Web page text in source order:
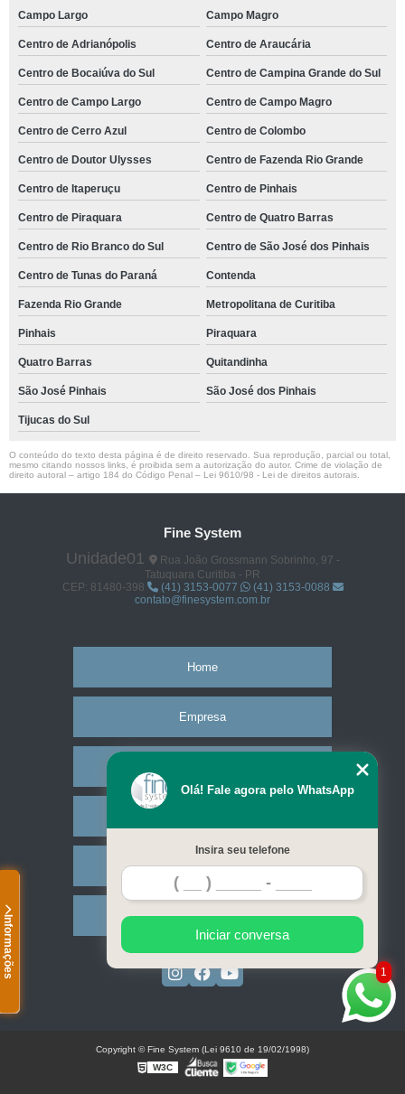
Informações
Campo Largo Campo Magro
Centro de Adrianópolis Centro de Araucária
Centro de Bocaiúva do Sul Centro de Campina Grande do Sul
Centro de Campo Largo Centro de Campo Magro
Centro de Cerro Azul Centro de Colombo
Centro de Doutor Ulysses Centro de Fazenda Rio Grande
Centro de Itaperuçu Centro de Pinhais
Centro de Piraquara Centro de Quatro Barras
Centro de Rio Branco do Sul Centro de São José dos Pinhais
Centro de Tunas do Paraná Contenda
Fazenda Rio Grande Metropolitana de Curitiba
Pinhais Piraquara
Quatro Barras Quitandinha
São José Pinhais São José dos Pinhais
Tijucas do Sul
O conteúdo do texto desta página é de direito reservado. Sua reprodução, parcial ou total,
mesmo citando nossos links, é proibida sem a autorização do autor. Crime de violação de
direito autoral – artigo 184 do Código Penal – Lei 9610/98 - Lei de direitos autorais
Fine System
Unidade01
Rua João Grossmann Sobrinho, 97 -
Tatuquara Curitiba - PR
CEP: 81480-398
(41) 3153-0077
(41) 3153-0088
contato@finesystem.com.br
Home
Empresa
Contato
Mapa do site
1
Olá! Fale agora pelo WhatsApp
Insira seu telefone
Iniciar conversa
Copyright © Fine System (Lei 9610 de 19/02/1998)
W3C